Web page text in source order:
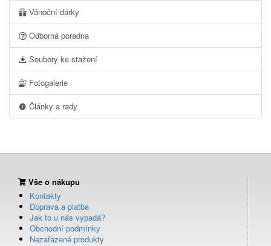
Vánoční dárky
Odborná poradna
Soubory ke stažení
Fotogalerie
Články a rady
Vše o nákupu
Kontakty
Doprava a platba
Jak to u nás vypadá?
Obchodní podmínky
Nezařazené produkty